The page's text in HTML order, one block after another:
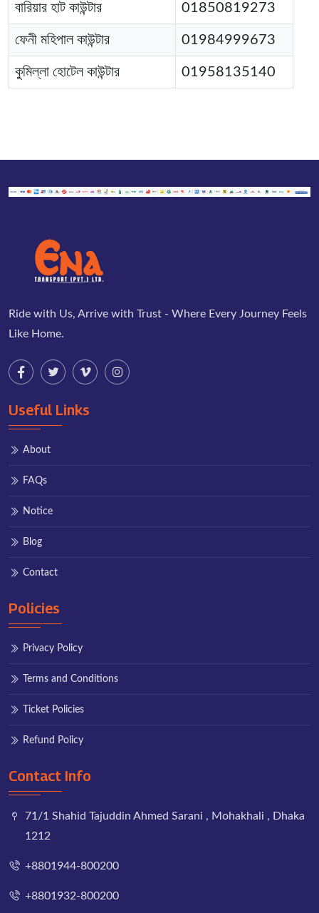
বারিয়ার হাট কাউন্টার 01850819273
ফেনী মহিপাল কাউন্টার 01984999673
কুমিল্লা হোটেল কাউন্টার 01958135140
Ride with Us, Arrive with Trust - Where Every Journey Feels
Like Home.
Useful Links
About
FAQs
Notice
Blog
Contact
Policies
Privacy Policy
Terms and Conditions
Ticket Policies
Refund Policy
Contact Info
71/1 Shahid Tajuddin Ahmed Sarani , Mohakhali , Dhaka
1212
+8801944-800200
+8801932-800200